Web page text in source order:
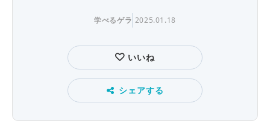
学べるゲラ 2025.01.18
いいね
シェアする